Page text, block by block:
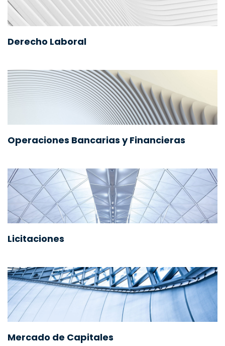
Derecho Laboral
Operaciones Bancarias y Financieras
Licitaciones
Mercado de Capitales